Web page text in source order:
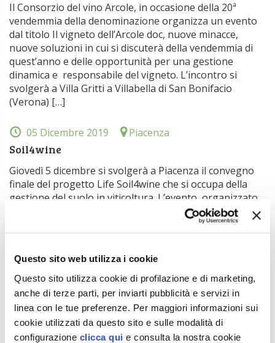
Questo sito web utilizza i cookie
Questo sito utilizza cookie di profilazione e di marketing,
anche di terze parti, per inviarti pubblicità e servizi in
linea con le tue preferenze. Per maggiori informazioni sui
cookie utilizzati da questo sito e sulle modalità di
configurazione clicca qui e consulta la nostra cookie
Il Consorzio del vino Arcole, in occasione della 20ª
vendemmia della denominazione organizza un evento
dal titolo Il vigneto dell’Arcole doc, nuove minacce,
nuove soluzioni in cui si discuterà della vendemmia di
quest’anno e delle opportunità per una gestione
dinamica e responsabile del vigneto. L’incontro si
svolgerà a Villa Gritti a Villabella di San Bonifacio
(Verona) […]
05 Dicembre 2019 Piacenza
Soil4wine
Giovedì 5 dicembre si svolgerà a Piacenza il convegno
finale del progetto Life Soil4wine che si occupa della
gestione del suolo in viticoltura. L’evento, organizzato
dall’Università Cattolica del Sacro Cuore di Piacenza, si
svolgerà nella sala convegni della Residenza Gasparini
05 Dicembre 2019 Firenze
Sostenibilità in agricoltura
L’Accademia dei Georgofili organizza una giornata di
studio che affronterà il tema della sostenibilità in